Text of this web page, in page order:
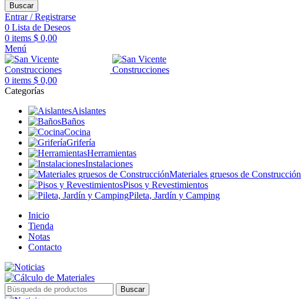
Buscar
Entrar / Registrarse
0 Lista de Deseos
0 items $ 0,00
Menú
0 items $ 0,00
Categorías
Aislantes
Baños
Cocina
Grifería
Herramientas
Instalaciones
Materiales gruesos de Construcción
Pisos y Revestimientos
Pileta, Jardín y Camping
Inicio
Tienda
Notas
Contacto
Buscar